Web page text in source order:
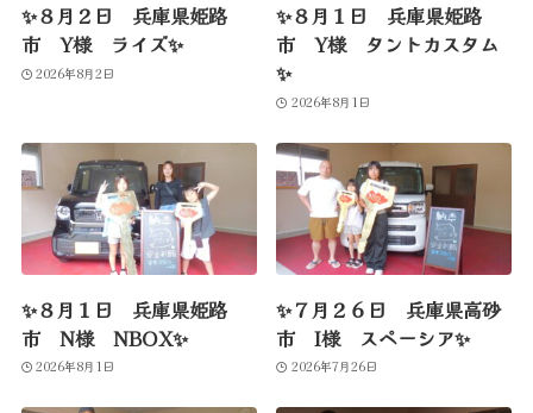
✨８月２日 兵庫県姫路
市 Y様 ライズ✨
2026年8月2日
✨８月１日 兵庫県姫路
市 Y様 タントカスタム
✨
2026年8月1日
✨８月１日 兵庫県姫路
市 N様 NBOX✨
2026年8月1日
✨７月２６日 兵庫県高砂
市 I様 スペーシア✨
2026年7月26日